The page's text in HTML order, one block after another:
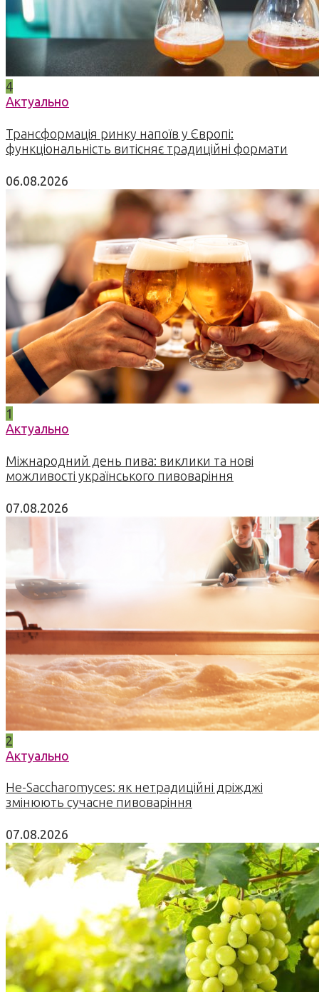
4
Актуально
Трансформація ринку напоїв у Європі:
функціональність витісняє традиційні формати
06.08.2026
1
Актуально
Міжнародний день пива: виклики та нові
можливості українського пивоваріння
07.08.2026
2
Актуально
Не-Saccharomyces: як нетрадиційні дріжджі
змінюють сучасне пивоваріння
07.08.2026